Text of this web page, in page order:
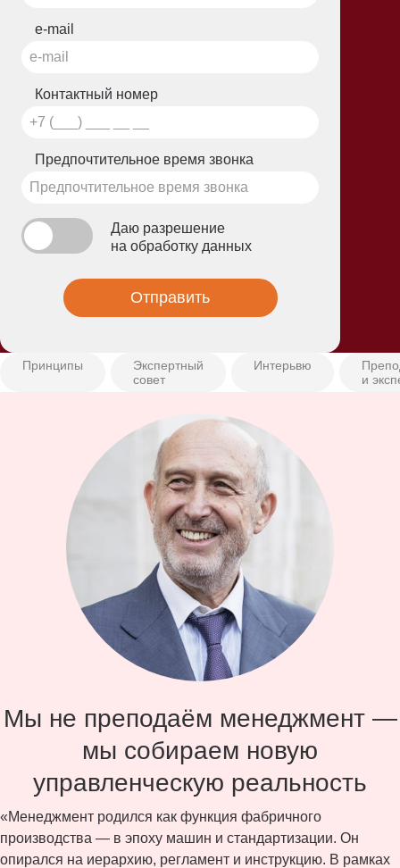
e-mail
Контактный номер
Предпочтительное время звонка
Даю разрешение
на обработку данных
Принципы
Экспертный
совет
Интерьвю
и
Мы не преподаём менеджмент —
мы собираем новую
управленческую реальность
«Менеджмент родился как функция фабричного
производства — в эпоху машин и стандартизации. Он
опирался на иерархию, регламент и инструкцию. В рамках